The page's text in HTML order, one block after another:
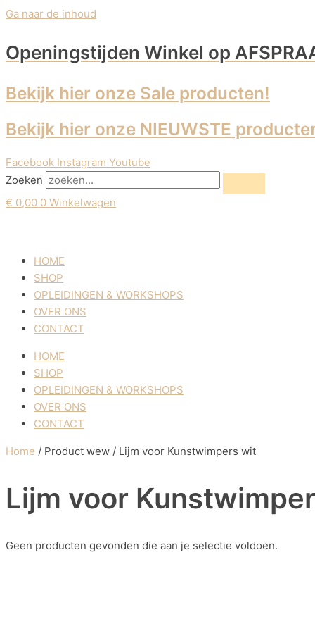
Ga naar de inhoud
Openingstijden Winkel op
Bekijk hier onze Sale producten!
Bekijk hier onze NIEUWSTE
Facebook Instagram Youtube
Zoeken
€ 0,00 0 Winkelwagen
HOME
SHOP
OPLEIDINGEN & WORKSHOPS
OVER ONS
CONTACT
HOME
SHOP
OPLEIDINGEN & WORKSHOPS
OVER ONS
CONTACT
Home / Product wew / Lijm voor Kunstwimpers wit
Lijm voor
Geen producten gevonden die aan je selectie voldoen.